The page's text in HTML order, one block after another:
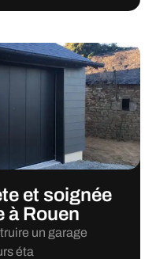
et soignée
à Rouen
un garage
éta